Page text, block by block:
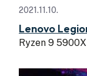
2021.11.10.
Lenovo
Ryzen 9